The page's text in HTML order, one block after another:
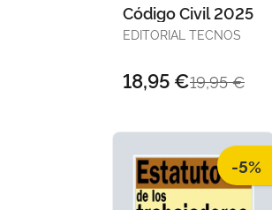
Código Civil 2025
EDITORIAL TECNOS
19,95 €
18,95 €
-5%